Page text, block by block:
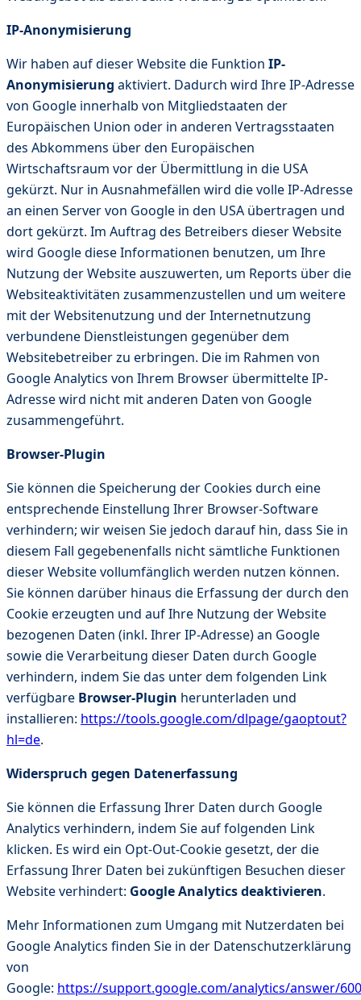
IP-Anonymisierung
Wir haben auf dieser Website die Funktion IP-
Anonymisierung aktiviert. Dadurch wird Ihre IP-Adresse
von Google innerhalb von Mitgliedstaaten der
Europäischen Union oder in anderen Vertragsstaaten
des Abkommens über den Europäischen
Wirtschaftsraum vor der Übermittlung in die USA
gekürzt. Nur in Ausnahmefällen wird die volle IP-Adresse
an einen Server von Google in den USA übertragen und
dort gekürzt. Im Auftrag des Betreibers dieser Website
wird Google diese Informationen benutzen, um Ihre
Nutzung der Website auszuwerten, um Reports über die
Websiteaktivitäten zusammenzustellen und um weitere
mit der Websitenutzung und der Internetnutzung
verbundene Dienstleistungen gegenüber dem
Websitebetreiber zu erbringen. Die im Rahmen von
Google Analytics von Ihrem Browser übermittelte IP-
Adresse wird nicht mit anderen Daten von Google
zusammengeführt.
Browser-Plugin
Sie können die Speicherung der Cookies durch eine
entsprechende Einstellung Ihrer Browser-Software
verhindern; wir weisen Sie jedoch darauf hin, dass Sie in
diesem Fall gegebenenfalls nicht sämtliche Funktionen
dieser Website vollumfänglich werden nutzen können.
Sie können darüber hinaus die Erfassung der durch den
Cookie erzeugten und auf Ihre Nutzung der Website
bezogenen Daten (inkl. Ihrer IP-Adresse) an Google
sowie die Verarbeitung dieser Daten durch Google
verhindern, indem Sie das unter dem folgenden Link
verfügbare Browser-Plugin herunterladen und
installieren: https://tools.google.com/dlpage/gaoptout?
hl=de.
Widerspruch gegen Datenerfassung
Sie können die Erfassung Ihrer Daten durch Google
Analytics verhindern, indem Sie auf folgenden Link
klicken. Es wird ein Opt-Out-Cookie gesetzt, der die
Erfassung Ihrer Daten bei zukünftigen Besuchen dieser
Website verhindert: Google Analytics deaktivieren.
Mehr Informationen zum Umgang mit Nutzerdaten bei
Google Analytics finden Sie in der Datenschutzerklärung
von
Google: https://support.google.com/analytics/answer/